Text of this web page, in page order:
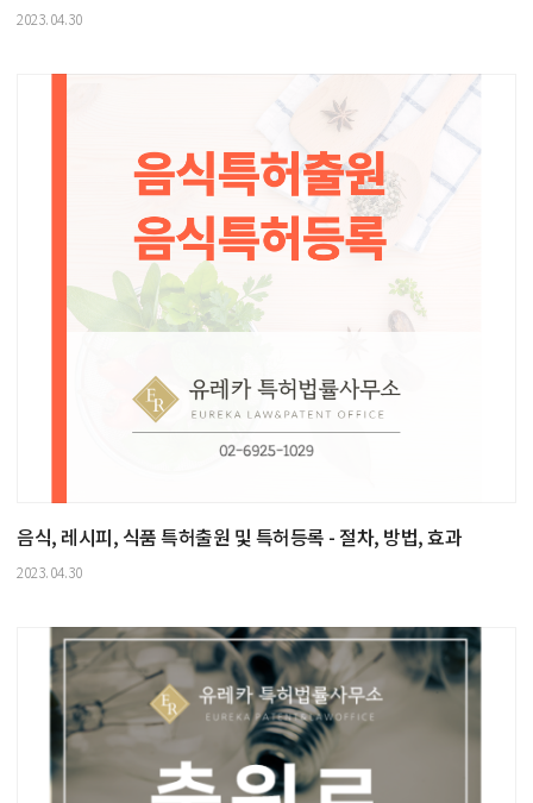
2023.04.30
음식, 레시피, 식품 특허출원 및 특허등록 - 절차, 방법, 효과
2023.04.30